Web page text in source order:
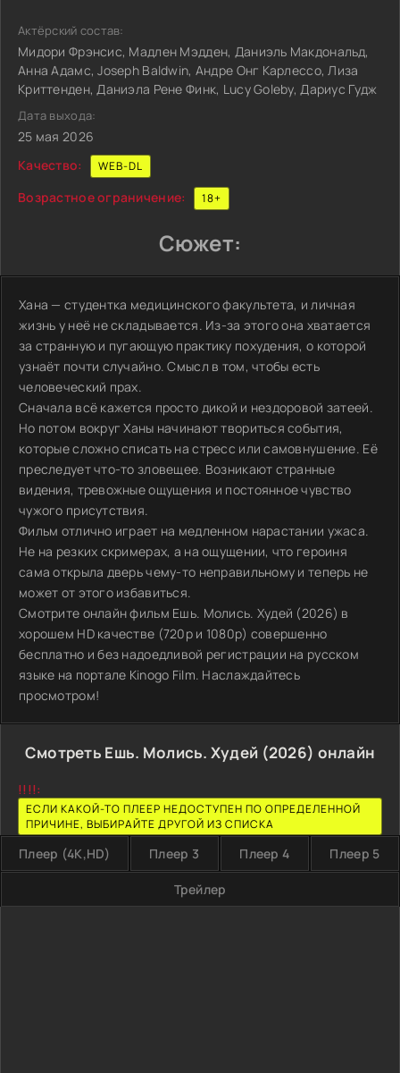
Актёрский состав:
Мидори Фрэнсис, Мадлен Мэдден, Даниэль Макдональд,
Анна Адамс, Joseph Baldwin, Андре Онг Карлессо, Лиза
Криттенден, Даниэла Рене Финк, Lucy Goleby, Дариус Гудж
Дата выхода:
25 мая 2026
Качество:
WEB-DL
Возрастное ограничение: 18+
Сюжет:
Хана — студентка медицинского факультета, и личная
жизнь у неё не складывается. Из-за этого она хватается
за странную и пугающую практику похудения, о которой
узнаёт почти случайно. Смысл в том, чтобы есть
человеческий прах.
Сначала всё кажется просто дикой и нездоровой затеей.
Но потом вокруг Ханы начинают твориться события,
которые сложно списать на стресс или самовнушение. Её
преследует что-то зловещее. Возникают странные
видения, тревожные ощущения и постоянное чувство
чужого присутствия.
Фильм отлично играет на медленном нарастании ужаса.
Не на резких скримерах, а на ощущении, что героиня
сама открыла дверь чему-то неправильному и теперь не
может от этого избавиться.
Смотрите онлайн фильм Ешь. Молись. Худей (2026) в
хорошем HD качестве (720p и 1080p) совершенно
бесплатно и без надоедливой регистрации на русском
языке на портале Kinogo Film. Наслаждайтесь
просмотром!
Смотреть Ешь. Молись. Худей (2026) онлайн
!!!!:
ЕСЛИ КАКОЙ-ТО ПЛЕЕР НЕДОСТУПЕН ПО ОПРЕДЕЛЕННОЙ
ПРИЧИНЕ, ВЫБИРАЙТЕ ДРУГОЙ ИЗ СПИСКА
Плеер (4K,HD) Плеер 3 Плеер 4 Плеер 5
Трейлер